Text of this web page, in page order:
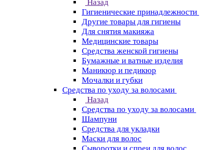
Назад
Гигиенические принадлежности
Другие товары для гигиены
Для снятия макияжа
Медицинские товары
Средства женской гигиены
Бумажные и ватные изделия
Маникюр и педикюр
Мочалки и губки
Средства по уходу за волосами
Назад
Средства по уходу за волосами
Шампуни
Средства для укладки
Маски для волос